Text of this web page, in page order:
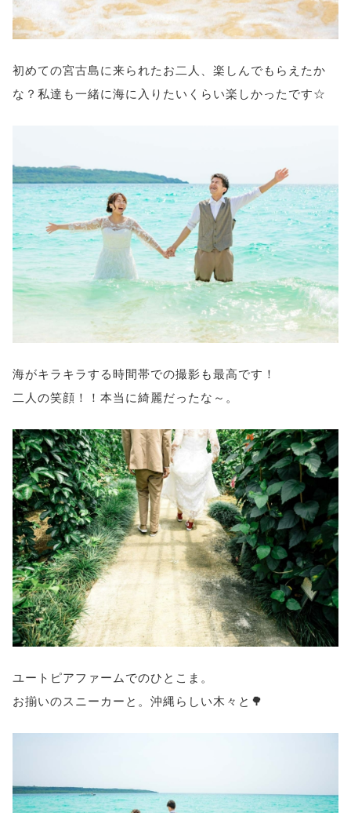
初めての宮古島に来られたお二人、楽しんでもらえたか
な？私達も一緒に海に入りたいくらい楽しかったです☆
海がキラキラする時間帯での撮影も最高です！
二人の笑顔！！本当に綺麗だったな～。
ユートピアファームでのひとこま。
お揃いのスニーカーと。沖縄らしい木々と🌳